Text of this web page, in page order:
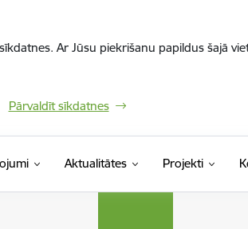
Ar Jūsu piekrišanu papildus šajā
Pārvaldīt sīkdatnes
Aktualitātes Projekti